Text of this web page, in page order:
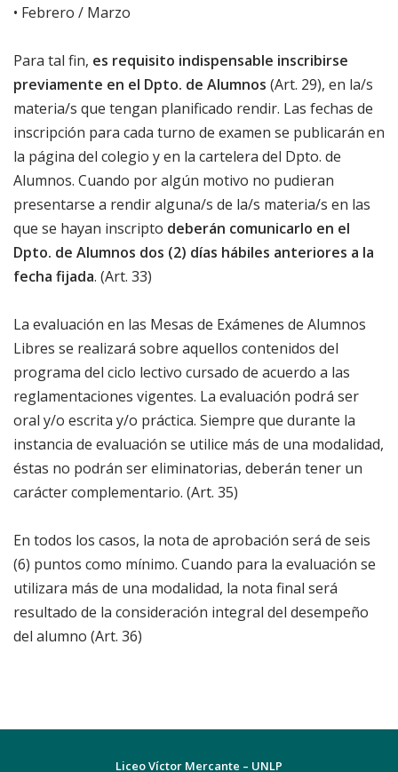
• Febrero / Marzo
Para tal fin, es requisito indispensable inscribirse
previamente en el Dpto. de Alumnos (Art. 29), en la/s
materia/s que tengan planificado rendir. Las fechas de
inscripción para cada turno de examen se publicarán en
la página del colegio y en la cartelera del Dpto. de
Alumnos. Cuando por algún motivo no pudieran
presentarse a rendir alguna/s de la/s materia/s en las
que se hayan inscripto deberán comunicarlo en el
Dpto. de Alumnos dos (2) días hábiles anteriores a la
fecha fijada. (Art. 33)
La evaluación en las Mesas de Exámenes de Alumnos
Libres se realizará sobre aquellos contenidos del
programa del ciclo lectivo cursado de acuerdo a las
reglamentaciones vigentes. La evaluación podrá ser
oral y/o escrita y/o práctica. Siempre que durante la
instancia de evaluación se utilice más de una modalidad,
éstas no podrán ser eliminatorias, deberán tener un
carácter complementario. (Art. 35)
En todos los casos, la nota de aprobación será de seis
(6) puntos como mínimo. Cuando para la evaluación se
utilizara más de una modalidad, la nota final será
resultado de la consideración integral del desempeño
del alumno (Art. 36)
Liceo Víctor Mercante – UNLP